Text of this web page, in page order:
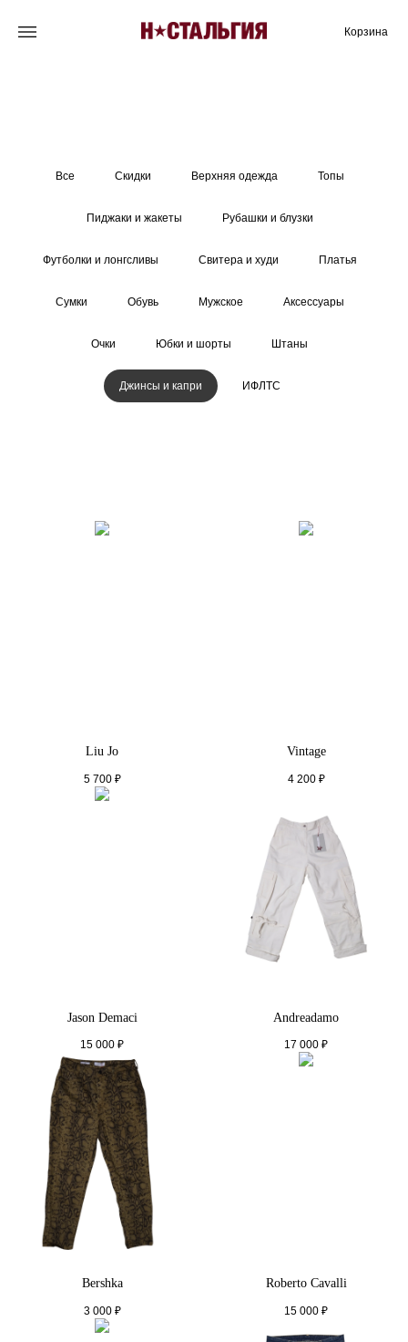
Корзина
Все Скидки Верхняя одежда Топы
Пиджаки и жакеты Рубашки и блузки
Футболки и лонгсливы Свитера и худи Платья
Сумки Обувь Мужское Аксессуары
Очки Юбки и шорты Штаны
Джинсы и капри ИФЛТС
Liu Jo
5 700 ₽
Vintage
4 200 ₽
Jason Demaci
15 000 ₽
Andreadamo
17 000 ₽
Bershka
3 000 ₽
Roberto Cavalli
15 000 ₽